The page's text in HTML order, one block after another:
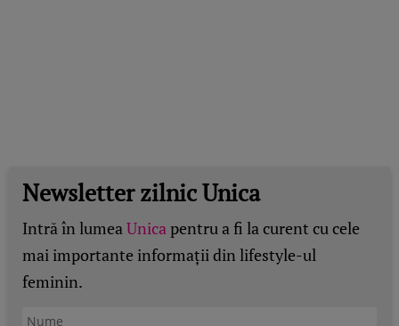
Newsletter zilnic Unica
Intră în lumeaUnicapentru a fi la curent cu cele
mai importante informații din lifestyle-ul
feminin.